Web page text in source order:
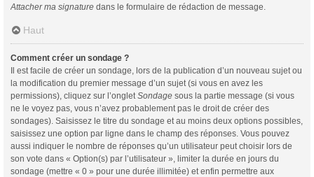
Attacher ma signature dans le formulaire de rédaction de message.
Haut
Comment créer un sondage ?
Il est facile de créer un sondage, lors de la publication d’un nouveau sujet ou
la modification du premier message d’un sujet (si vous en avez les
permissions), cliquez sur l’ongletSondage sous la partie message (si vous
ne le voyez pas, vous n’avez probablement pas le droit de créer des
sondages). Saisissez le titre du sondage et au moins deux options possibles,
saisissez une option par ligne dans le champ des réponses. Vous pouvez
aussi indiquer le nombre de réponses qu’un utilisateur peut choisir lors de
son vote dans « Option(s) par l’utilisateur », limiter la durée en jours du
sondage (mettre « 0 » pour une durée illimitée) et enfin permettre aux